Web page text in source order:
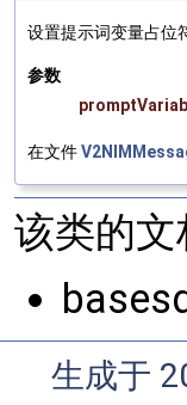
设置提示词变量占位
参数
在文件
该类的
生成于